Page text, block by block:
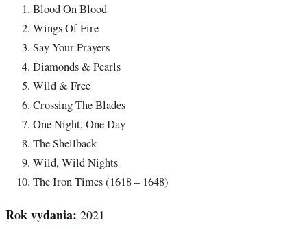
Blood On Blood
Wings Of Fire
Say Your Prayers
Diamonds & Pearls
Wild & Free
Crossing The Blades
One Night, One Day
The Shellback
Wild, Wild Nights
The Iron Times (1618 – 1648)
Rok vydania: 2021